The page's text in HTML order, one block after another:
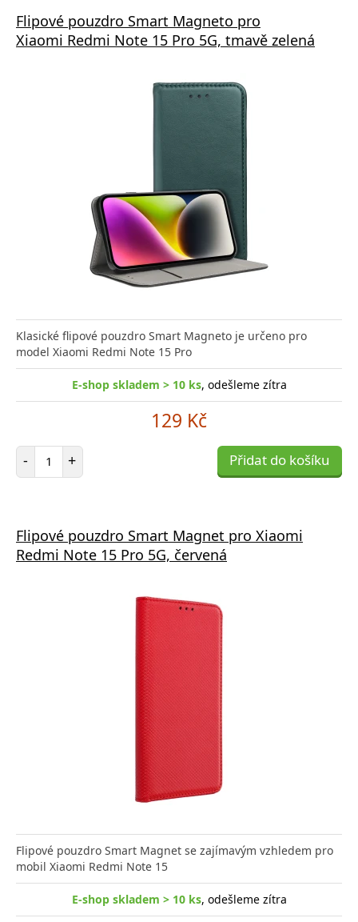
Flipové pouzdro Smart Magneto pro
Xiaomi Redmi Note 15 Pro 5G, tmavě zelená
Klasické flipové pouzdro Smart Magneto je určeno pro
model Xiaomi Redmi Note 15 Pro
E-shop skladem > 10 ks, odešleme zítra
129 Kč
- Počet položek
+ Přidat do košíku
Flipové pouzdro Smart Magnet pro Xiaomi
Redmi Note 15 Pro 5G, červená
Flipové pouzdro Smart Magnet se zajímavým vzhledem pro
mobil Xiaomi Redmi Note 15
E-shop skladem > 10 ks, odešleme zítra